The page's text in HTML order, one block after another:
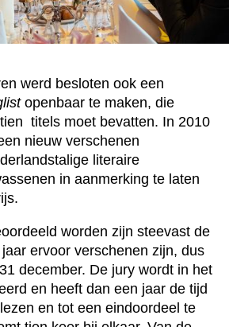
werd besloten ook een
openbaar te maken, die
titels moet bevatten. In 2010
nieuw verschenen
literaire
in aanmerking te laten
worden zijn steevast de
ervoor verschenen zijn, dus
december. De jury wordt in het
en heeft dan een jaar de tijd
en tot een eindoordeel te